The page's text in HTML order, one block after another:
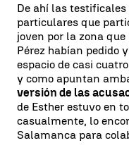
De ahí las
particulares que
joven por la zona
Pérez habían pedido
espacio de casi
y como apuntan
versión de las
de Esther estuvo en
casualmente, lo
Salamanca para